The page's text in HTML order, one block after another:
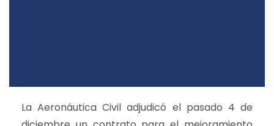
La Aeronáutica Civil adjudicó el pasado 4 de